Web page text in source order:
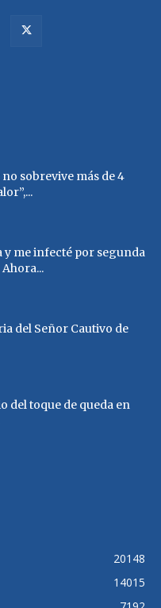
sobrevive más de 4
y me infecté por segunda
Ahora...
del Señor Cautivo de
del toque de queda en
20148
14015